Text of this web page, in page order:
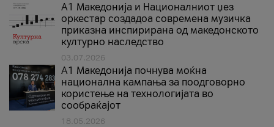
А1 Македонија и Националниот џез
оркестар создадоа современа музичка
приказна инспирирана од македонското
културно наследство
03.07.2026
A1 Македонија почнува моќна
национална кампања за поодговорно
користење на технологијата во
сообраќајот
18.05.2026